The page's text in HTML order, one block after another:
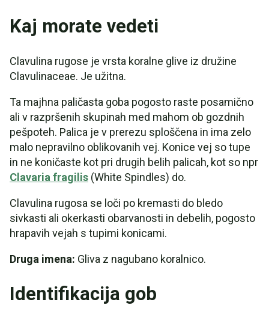
Kaj morate vedeti
Clavulina rugose je vrsta koralne glive iz družine
Clavulinaceae. Je užitna.
Ta majhna paličasta goba pogosto raste posamično
ali v razpršenih skupinah med mahom ob gozdnih
pešpoteh. Palica je v prerezu sploščena in ima zelo
malo nepravilno oblikovanih vej. Konice vej so tupe
in ne koničaste kot pri drugih belih palicah, kot so npr
Clavaria fragilis (White Spindles) do.
Clavulina rugosa se loči po kremasti do bledo
sivkasti ali okerkasti obarvanosti in debelih, pogosto
hrapavih vejah s tupimi konicami.
Druga imena: Gliva z nagubano koralnico.
Identifikacija gob